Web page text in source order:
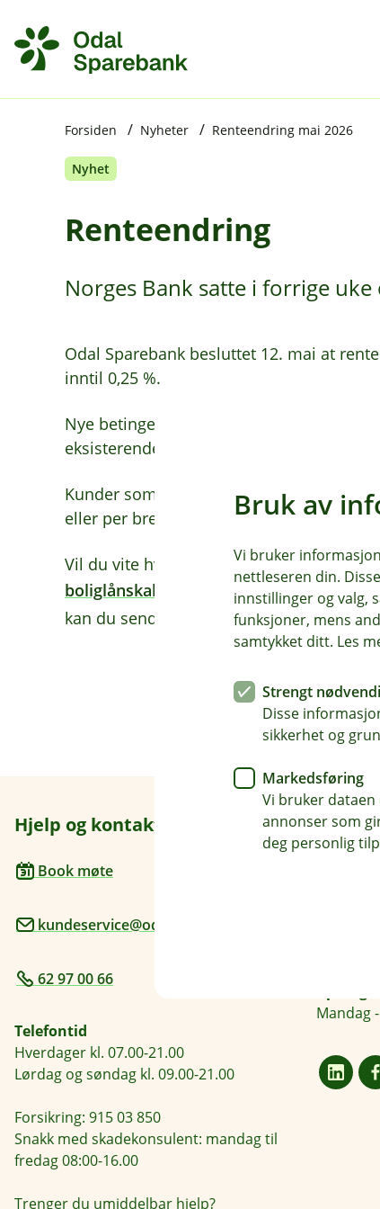
Forsiden Nyheter Renteendring mai 2026
Nyhet
Renteendring
Norges Bank satte i forrige
Odal Sparebank besluttet 12. mai at
inntil 0,25 %.
Nye betingelser gjelder fra 13. mai 2026
eksisterende lån og innskudd.
Kunder som får endrede betingelser vil
eller per brev.
Vil du vite hva et boliglån koster etter
boliglånskalkulator
på denne siden. For
kan du sende inn en
søknad om lån her.
Hjelp og kontakt
Book møte
kundeservice@odal-sparebank.no
62 97 00 66
Telefontid
Hverdager kl. 07.00-21.00
Lørdag og søndag kl. 09.00-21.00
Forsikring: 915 03 850
Snakk med skadekonsulent: mandag til
fredag 08:00-16.00
Trenger du umiddelbar hjelp?
Her
Mandag
Bruk av
Vi bruker
nettleseren din.
innstillinger og valg,
funksjoner, mens
samtykket ditt. Les
Strengt
Disse
sikkerhet og
Markedsføring
Vi bruker
annonser som
deg personlig